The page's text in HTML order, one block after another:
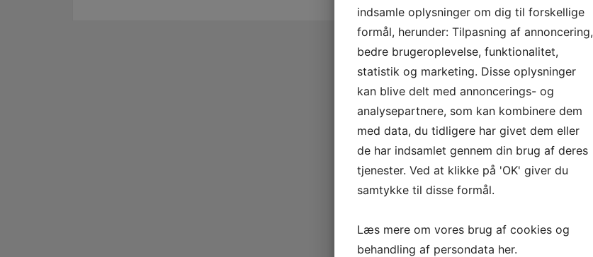
indsamle oplysninger om dig til forskellige
formål, herunder: Tilpasning af annoncering,
bedre brugeroplevelse, funktionalitet,
statistik og marketing. Disse oplysninger
kan blive delt med annoncerings- og
analysepartnere, som kan kombinere dem
med data, du tidligere har givet dem eller
de har indsamlet gennem din brug af deres
tjenester. Ved at klikke på 'OK' giver du
samtykke til disse formål.
Læs mere om vores brug af cookies og
behandling af persondata her.